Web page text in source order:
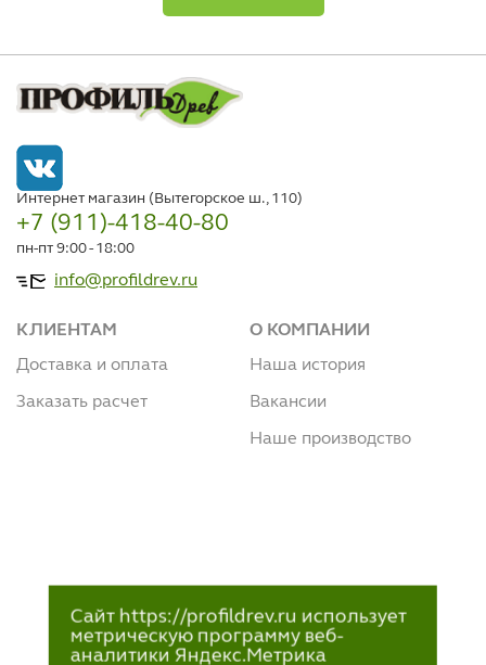
Интернет магазин (Вытегорское ш., 110)
+7 (911)-418-40-80
пн-пт 9:00 - 18:00
info@profildrev.ru
КЛИЕНТАМ
Доставка и оплата
Заказать расчет
О КОМПАНИИ
Наша история
Вакансии
Наше производство
Сайт https://profildrev.ru использует
метрическую программу веб-
аналитики Яндекс.Метрика